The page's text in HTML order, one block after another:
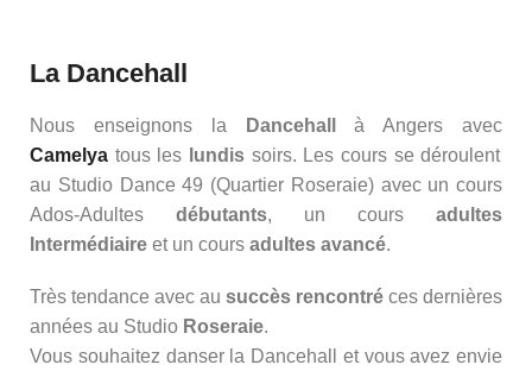
La Dancehall
Nous enseignons la Dancehallà Angers avec
Camelya tous les lundis soirs. Les cours se déroulent
au Studio Dance 49 (Quartier Roseraie) avec un cours
Ados-Adultes débutants, un cours adultes
Intermédiaire et un cours adultes avancé.
Très tendance avec au succès rencontré ces dernières
années au Studio Roseraie.
Vous souhaitez danser la Dancehall et vous avez envie